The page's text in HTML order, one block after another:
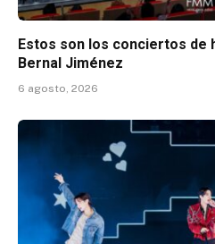
Estos son los conciertos de
Bernal Jiménez
6 agosto, 2026